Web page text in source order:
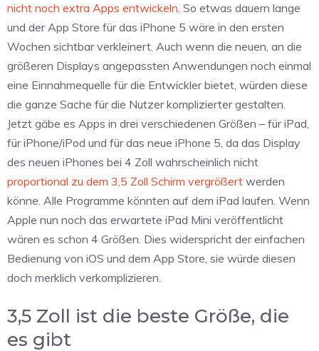
nicht noch extra Apps entwickeln. So etwas dauern lange
und der App Store für das iPhone 5 wäre in den ersten
Wochen sichtbar verkleinert. Auch wenn die neuen, an die
größeren Displays angepassten Anwendungen noch einmal
eine Einnahmequelle für die Entwickler bietet, würden diese
die ganze Sache für die Nutzer komplizierter gestalten.
Jetzt gäbe es Apps in drei verschiedenen Größen – für iPad,
für iPhone/iPod und für das neue iPhone 5, da das Display
des neuen iPhones bei 4 Zoll wahrscheinlich nicht
proportional zu dem 3,5 Zoll Schirm vergrößert werden
könne. Alle Programme könnten auf dem iPad laufen. Wenn
Apple nun noch das erwartete iPad Mini veröffentlicht
wären es schon 4 Größen. Dies widerspricht der einfachen
Bedienung von iOS und dem App Store, sie würde diesen
doch merklich verkomplizieren.
3,5 Zoll ist die beste Größe, die
es gibt